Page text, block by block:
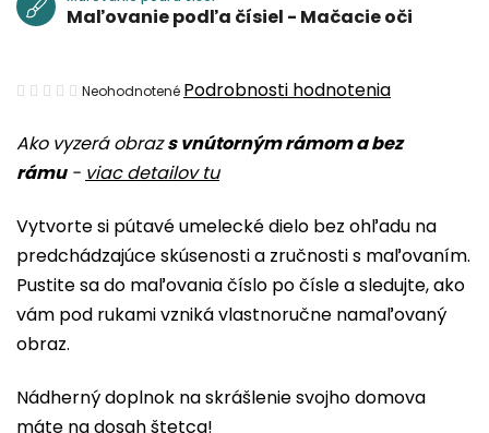
Ako vyzerá obrazs vnútorným rámom a bez
rámu- viac detailov tu
Vytvorte si pútavé umelecké dielo bez ohľadu na
predchádzajúce skúsenosti a zručnosti s maľovaním.
Pustite sa do maľovania číslo po čísle a sledujte, ako
vám pod rukami vzniká vlastnoručne namaľovaný
obraz.
Nádherný doplnok na skrášlenie svojho domova
máte na dosah štetca!
Maľovanie podľa čísiel - Mačacie oči
Priemerné
produktu
je
z
5
hviezdičiek.
Neohodnotené Podrobnosti hodnotenia